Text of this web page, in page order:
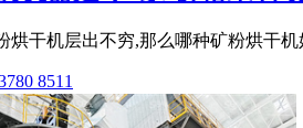
烘干机层出不穷,那么哪种矿粉烘干
8511